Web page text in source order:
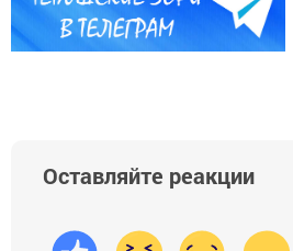
Оставляйте реакции